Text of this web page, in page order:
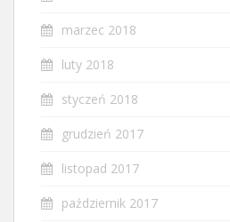
marzec 2018
luty 2018
styczeń 2018
grudzień 2017
listopad 2017
październik 2017